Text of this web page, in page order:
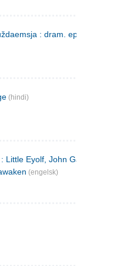
: dram. epilog v 3 d
(hindi)
Eyolf, John Gabriel
(engelsk)